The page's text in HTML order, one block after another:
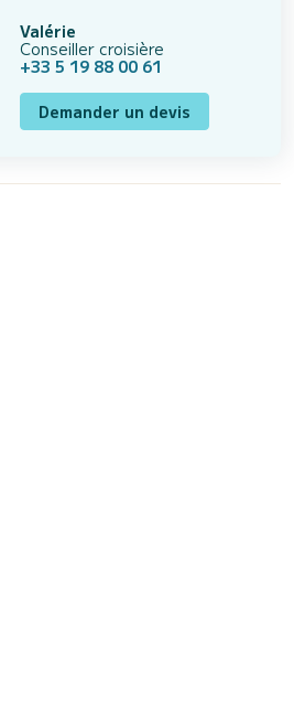
Valérie
Conseiller croisière
+33 5 19 88 00 61
Demander un devis